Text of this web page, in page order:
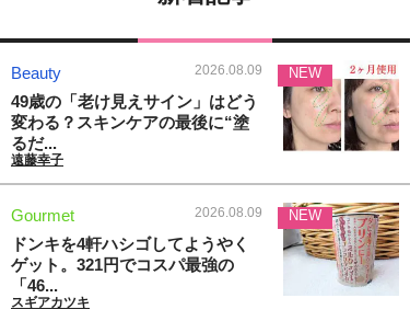
Beauty 2026.08.09
49歳の「老け見えサイン」はどう
変わる？スキンケアの最後に“塗
るだ...
遠藤幸子
NEW
Gourmet 2026.08.09
ドンキを4軒ハシゴしてようやく
ゲット。321円でコスパ最強の
「46...
スギアカツキ
NEW